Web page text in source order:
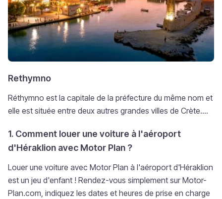
Rethymno
Réthymno est la capitale de la préfecture du même nom et
elle est située entre deux autres grandes villes de Crète....
1. Comment louer une voiture à l'aéroport
d'Héraklion avec Motor Plan ?
Louer une voiture avec Motor Plan à l'aéroport d'Héraklion
est un jeu d'enfant ! Rendez-vous simplement sur Motor-
Plan.com, indiquez les dates et heures de prise en charge